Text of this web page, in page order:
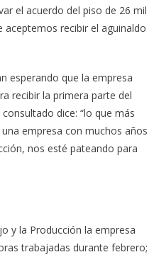
el acuerdo del piso de 26 mil
recibir el aguinaldo
esperando que la empresa
recibir la primera parte del
dice: “lo que más
empresa con muchos años
nos esté pateando para
y la Producción la empresa
trabajadas durante febrero;